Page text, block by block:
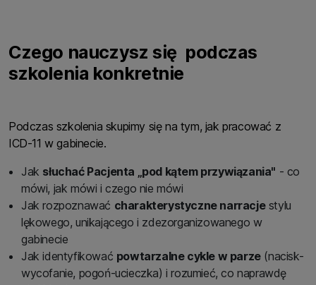
Czego nauczysz się podczas
szkolenia konkretnie
Podczas szkolenia skupimy się na tym, jak pracować z
ICD-11 w gabinecie.
Jak słuchać Pacjenta „pod kątem przywiązania" - co
mówi, jak mówi i czego nie mówi
Jak rozpoznawać charakterystyczne narracjestylu
lękowego, unikającego i zdezorganizowanego w
gabinecie
Jak identyfikować powtarzalne cykle w parze(nacisk-
wycofanie, pogoń-ucieczka) i rozumieć, co naprawdę